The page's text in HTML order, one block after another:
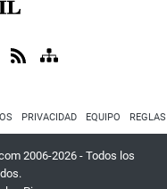
PRIVACIDAD EQUIPO
2006-2026 - Todos los